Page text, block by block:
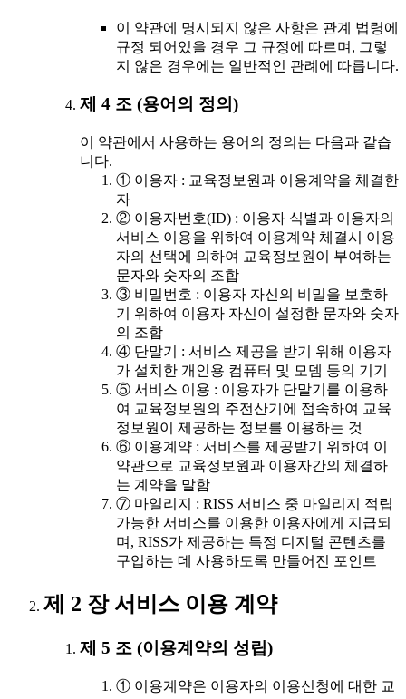
이 약관에 명시되지 않은 사항은 관계 법령에
규정 되어있을 경우 그 규정에 따르며, 그렇
지 않은 경우에는 일반적인 관례에 따릅니다.
제 4 조 (용어의 정의)
이 약관에서 사용하는 용어의 정의는 다음과 같습
니다.
① 이용자 : 교육정보원과 이용계약을 체결한
자
② 이용자번호(ID) : 이용자 식별과 이용자의
서비스 이용을 위하여 이용계약 체결시 이용
자의 선택에 의하여 교육정보원이 부여하는
문자와 숫자의 조합
③ 비밀번호 : 이용자 자신의 비밀을 보호하
기 위하여 이용자 자신이 설정한 문자와 숫자
의 조합
④ 단말기 : 서비스 제공을 받기 위해 이용자
가 설치한 개인용 컴퓨터 및 모뎀 등의 기기
⑤ 서비스 이용 : 이용자가 단말기를 이용하
여 교육정보원의 주전산기에 접속하여 교육
정보원이 제공하는 정보를 이용하는 것
⑥ 이용계약 : 서비스를 제공받기 위하여 이
약관으로 교육정보원과 이용자간의 체결하
는 계약을 말함
⑦ 마일리지 : RISS 서비스 중 마일리지 적립
가능한 서비스를 이용한 이용자에게 지급되
며, RISS가 제공하는 특정 디지털 콘텐츠를
구입하는 데 사용하도록 만들어진 포인트
제 2 장 서비스 이용 계약
제 5 조 (이용계약의 성립)
① 이용계약은 이용자의 이용신청에 대한 교